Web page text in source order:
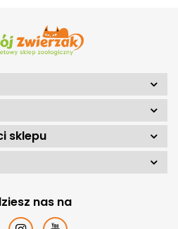
sklepu
nas na